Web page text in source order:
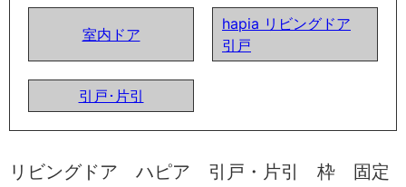
室内ドア
hapia リビングドア
引戸
引戸･片引
リビングドア ハピア 引戸・片引 枠 固定